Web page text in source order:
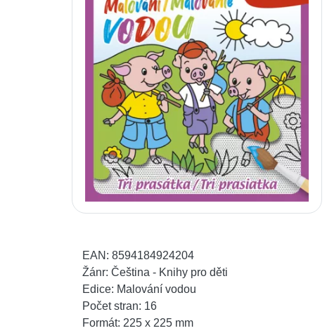
EAN: 8594184924204
Žánr: Čeština - Knihy pro děti
Edice: Malování vodou
Počet stran: 16
Formát: 225 x 225 mm